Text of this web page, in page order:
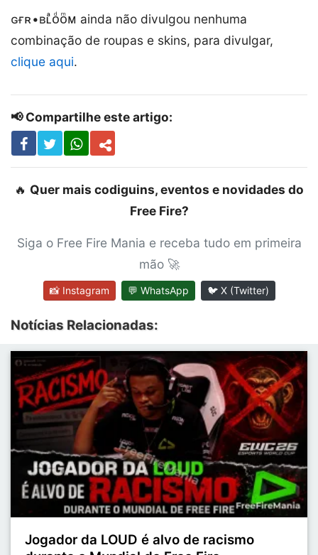
ɢғʀ•ʙʟͣᴏͩᴏͫᴍ ainda não divulgou nenhuma
combinação de roupas e skins, para divulgar,
clique aqui.
📢 Compartilhe este artigo:
🔥 Quer mais codiguins, eventos e novidades do
Free Fire?
Siga o Free Fire Mania e receba tudo em primeira
mão 🚀
📸 Instagram 💬 WhatsApp 🐦 X (Twitter)
Notícias Relacionadas:
Jogador da LOUD é alvo de racismo